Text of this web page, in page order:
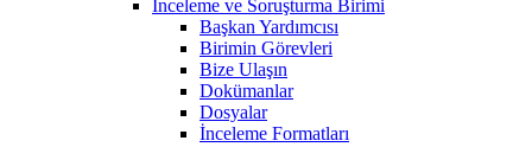
İnceleme ve Soruşturma Birimi
Başkan Yardımcısı
Birimin Görevleri
Bize Ulaşın
Dokümanlar
Dosyalar
İnceleme Formatları